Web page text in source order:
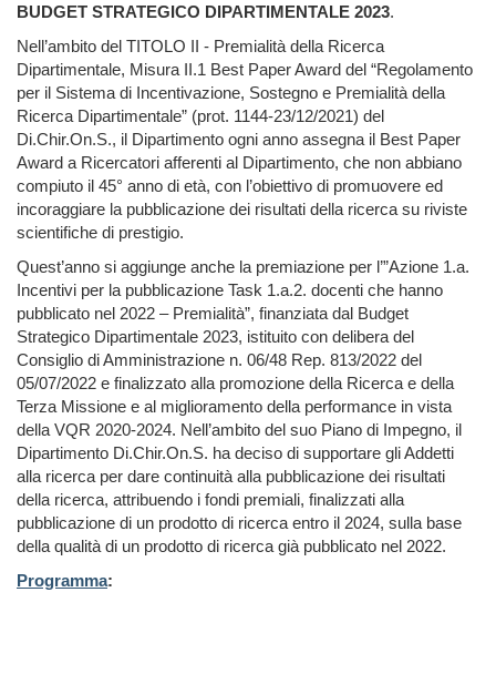
BUDGET STRATEGICO DIPARTIMENTALE 2023.
Nell’ambito del TITOLO II - Premialità della Ricerca
Dipartimentale, Misura II.1 Best Paper Award del “Regolamento
per il Sistema di Incentivazione, Sostegno e Premialità della
Ricerca Dipartimentale” (prot. 1144-23/12/2021) del
Di.Chir.On.S., il Dipartimento ogni anno assegna il Best Paper
Award a Ricercatori afferenti al Dipartimento, che non abbiano
compiuto il 45° anno di età, con l’obiettivo di promuovere ed
incoraggiare la pubblicazione dei risultati della ricerca su riviste
scientifiche di prestigio.
Quest’anno si aggiunge anche la premiazione per l’”Azione 1.a.
Incentivi per la pubblicazione Task 1.a.2. docenti che hanno
pubblicato nel 2022 – Premialità”, finanziata dal Budget
Strategico Dipartimentale 2023, istituito con delibera del
Consiglio di Amministrazione n. 06/48 Rep. 813/2022 del
05/07/2022 e finalizzato alla promozione della Ricerca e della
Terza Missione e al miglioramento della performance in vista
della VQR 2020-2024. Nell’ambito del suo Piano di Impegno, il
Dipartimento Di.Chir.On.S. ha deciso di supportare gli Addetti
alla ricerca per dare continuità alla pubblicazione dei risultati
della ricerca, attribuendo i fondi premiali, finalizzati alla
pubblicazione di un prodotto di ricerca entro il 2024, sulla base
della qualità di un prodotto di ricerca già pubblicato nel 2022.
Programma: